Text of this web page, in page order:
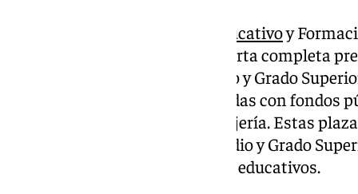
Consejería de Desarrollo Educativoy
oferta de plazas vacantes de oferta completa
Básico como los de Grado Medio y Grado
total son 10.966 plazas sostenidas con fondos
consultar en la web de la Consejería. Estas
viernes, en el caso de Grado Medio y Grado
Virtual, así como en los centros educativos.